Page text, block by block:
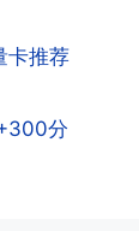
页
未
品
;
卡推荐
分